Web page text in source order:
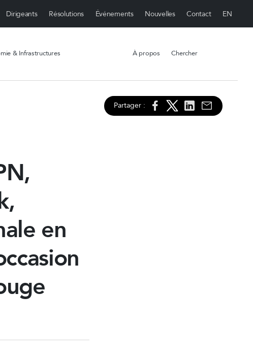
Dirigeants Résolutions Événements Nouvelles Contact
& Infrastructures À propos Chercher
Partager :
en